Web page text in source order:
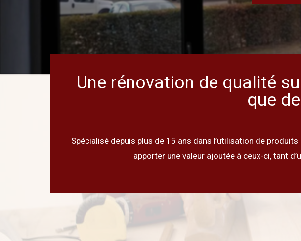
Une rénovation de qualité
que
Spécialisé depuis plus de 15 ans dans l’utilisation de
apporter une valeur ajoutée à ceux-ci, tant